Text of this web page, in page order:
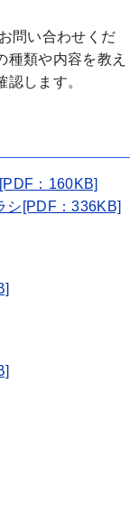
問い合わせくだ
種類や内容を教え
します。
：160KB]
シ[PDF：336KB]